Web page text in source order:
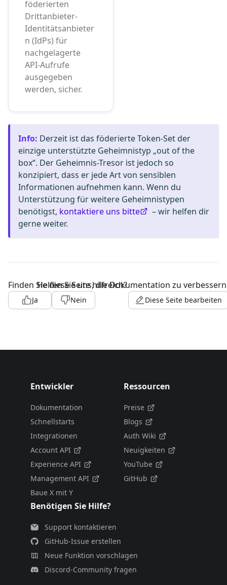
föderierten
Drittanbieter-
Identitätsanbieter
n (IdPs) für
nachgelagerte
API-Aufrufe
ausgegeben
werden, sicher.
Info: Derzeit ist das föderierte Token-Set der
einzige unterstützte Geheimnistyp „out of the
box“. Der Geheimnis-Tresor ist jedoch so
konzipiert, dass er jede Art von sensiblen
Informationen aufnehmen kann. Wenn du
Unterstützung für weitere Geheimnistypen
benötigst, kontaktiere uns bitte
– wir helfen dir
gerne weiter.
Finden Sie diese Seite hilfreich?
Ja Nein
Helfen Sie uns, die Dokumentation zu
Diese Seite bearbeiten
Entwickler
Dokumentation
Schnellstarts
Integrationen
Account API
Experience API
Management API
Baue X mit Y
Ressourcen
Preise
Blogs
Auth Wiki
Neuigkeiten
YouTube
GitHub
Benötigen Sie Hilfe?
Support kontaktieren
GitHub-Issue erstellen
Neue Funktion vorschlagen
Discord-Community fragen